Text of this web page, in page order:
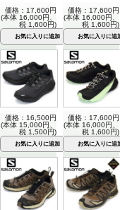
価格：17,600円
(本体 16,000円、
税 1,600円)
価格：17,600円
(本体 16,000円、
税 1,600円)
価格：16,500円
(本体 15,000円、
税 1,500円)
価格：17,600円
(本体 16,000円、
税 1,600円)